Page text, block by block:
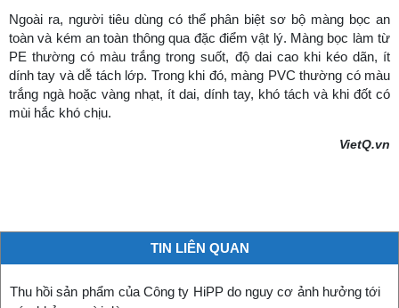
Ngoài ra, người tiêu dùng có thể phân biệt sơ bộ màng bọc an
toàn và kém an toàn thông qua đặc điểm vật lý. Màng bọc làm từ
PE thường có màu trắng trong suốt, độ dai cao khi kéo dãn, ít
dính tay và dễ tách lớp. Trong khi đó, màng PVC thường có màu
trắng ngà hoặc vàng nhạt, ít dai, dính tay, khó tách và khi đốt có
mùi hắc khó chịu.
VietQ.vn
TIN LIÊN QUAN
Thu hồi sản phẩm của Công ty HiPP do nguy cơ ảnh hưởng tới